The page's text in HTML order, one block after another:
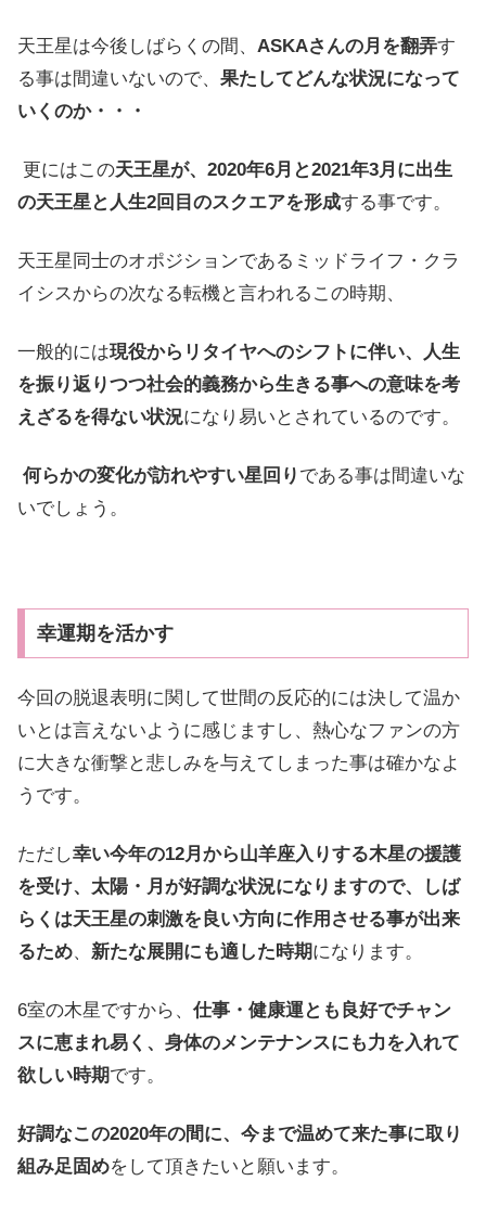
天王星は今後しばらくの間、 ASKAさんの月を翻弄す
る事は間違いないので、 果たしてどんな状況になって
いくのか・・・
更にはこの天王星が、2020年6月と2021年3月に出生
の天王星と人生2回目のスクエアを形成する事です。
天王星同士のオポジションであるミッドライフ・クラ
イシスからの次なる転機と言われるこの時期、
一般的には現役からリタイヤへのシフトに伴い、人生
を振り返りつつ社会的義務から生きる事への意味を考
えざるを得ない状況になり易いとされているのです。
何らかの変化が訪れやすい星回り である事は間違いな
いでしょう。
幸運期を活かす
今回の脱退表明に関して世間の反応的には決して温か
いとは言えないように感じますし、熱心なファンの方
に大きな衝撃と悲しみを与えてしまった事は確かなよ
うです。
ただし幸い今年の12月から山羊座入りする木星の援護
を受け、太陽・月が好調な状況になりますので、しば
らくは天王星の刺激を良い方向に作用させる事が出来
るため、 新たな展開にも適した時期になります。
6室の木星ですから、 仕事・健康運とも良好でチャン
スに恵まれ易く、身体のメンテナンスにも力を入れて
欲しい時期です。
好調なこの2020年の間に、今まで温めて来た事に取り
組み足固めをして頂きたいと願います。